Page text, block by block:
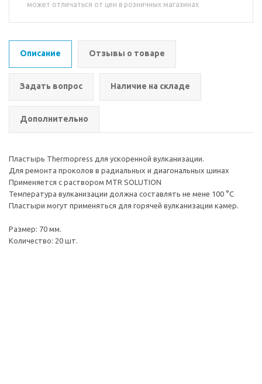
может отличаться от цен в розничных магазинах
Описание Отзывы о товаре
Задать вопрос Наличие на складе
Дополнительно
Пластырь Thermopress для ускоренной вулканизации.
Для ремонта проколов в радиальных и диагональных шинах
Применяется с раствором MTR SOLUTION
Температура вулканизации должна составлять не мене 100 °C
Пластыри могут применяться для горячей вулканизации камер.
Размер: 70 мм.
Количество: 20 шт.